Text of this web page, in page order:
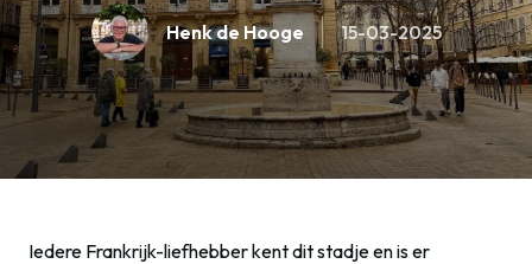
Henk de Hooge 15-03-2025
Iedere Frankrijk-liefhebber kent dit stadje en is er